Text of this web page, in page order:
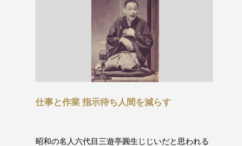
仕事と作業 指示待ち人間を減らす
昭和の名人六代目三遊亭圓生じじいだと思われる